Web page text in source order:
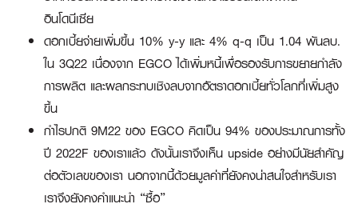
อินโดนีเซีย
ดอกเบี้ยจ่ายเพิ่มขึ้น 10% y-y และ 4% q-q เป็น 1.04 พันลบ.
ใน 3Q22 เนื่องจาก EGCO ได้เพิ่มหนี้เพื่อรองรับการขยายกำลัง
การผลิต และผลกระทบเชิงลบจากอัตราดอกเบี้ยทั่วโลกที่เพิ่มสูง
ขึ้น
กำไรปกติ 9M22 ของ EGCO คิดเป็น 94% ของประมาณการทั้ง
ปี 2022F ของเราแล้ว ดังนั้นเราจึงเห็น upside อย่างมีนัยสำคัญ
ต่อตัวเลขของเรา นอกจากนี้ด้วยมูลค่าที่ยังคงน่าสนใจสำหรับเรา
เราจึงยังคงคำแนะนำ “ซื้อ”